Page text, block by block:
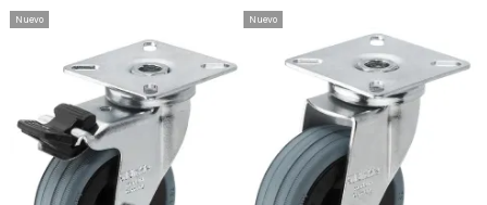
Nuevo Nuevo